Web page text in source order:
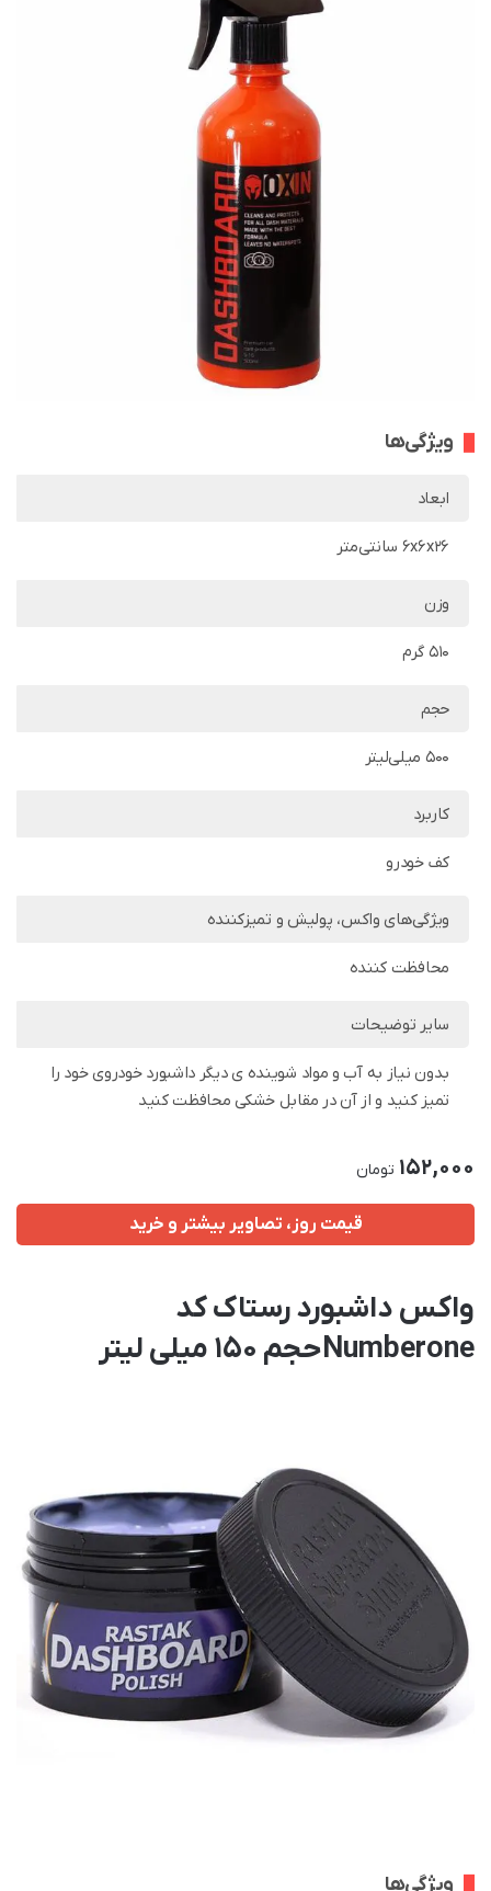
ویژگی‌ها
ابعاد
6x6x26 سانتی‌متر
وزن
510 گرم
حجم
500 میلی‌لیتر
کاربرد
کف خودرو
ویژگی‌های واکس، پولیش و تمیزکننده
محافظت کننده
سایر توضیحات
بدون نیاز به آب و مواد شوینده ی دیگر داشبورد خودروی خود را
تمیز کنید و از آن در مقابل خشکی محافظت کنید
152,000 تومان
قیمت روز، تصاویر بیشتر و خرید
واکس داشبورد رستاک کد
Numberone حجم 150 میلی لیتر
ویژگی‌ها